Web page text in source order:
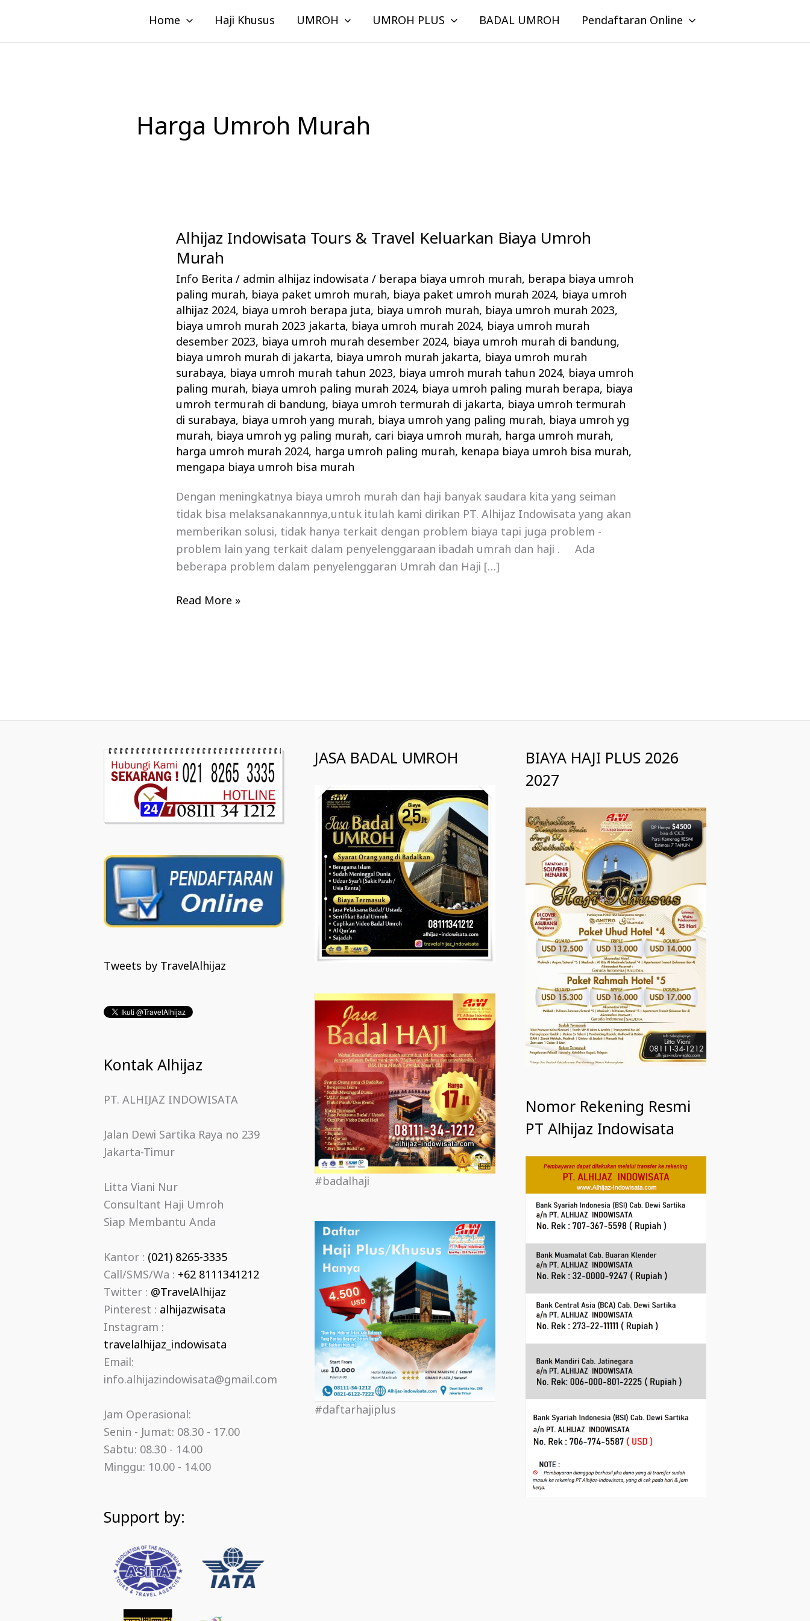
konten
Home Haji Khusus UMROH UMROH PLUS BADAL UMROH Pendaftaran Online
Harga Umroh Murah
Alhijaz Indowisata Tours & Travel Keluarkan Biaya Umroh
Murah
Info Berita / admin alhijaz indowisata/ berapa biaya umroh murah, berapa biaya umroh
paling murah, biaya paket umroh murah, biaya paket umroh murah 2024, biaya umroh
alhijaz 2024, biaya umroh berapa juta, biaya umroh murah, biaya umroh murah 2023,
biaya umroh murah 2023 jakarta, biaya umroh murah 2024, biaya umroh murah
desember 2023, biaya umroh murah desember 2024, biaya umroh murah di bandung,
biaya umroh murah di jakarta, biaya umroh murah jakarta, biaya umroh murah
surabaya, biaya umroh murah tahun 2023, biaya umroh murah tahun 2024, biaya umroh
paling murah, biaya umroh paling murah 2024, biaya umroh paling murah berapa, biaya
umroh termurah di bandung, biaya umroh termurah di jakarta, biaya umroh termurah
di surabaya, biaya umroh yang murah, biaya umroh yang paling murah, biaya umroh yg
murah, biaya umroh yg paling murah, cari biaya umroh murah, harga umroh murah,
harga umroh murah 2024, harga umroh paling murah, kenapa biaya umroh bisa murah,
mengapa biaya umroh bisa murah
Dengan meningkatnya biaya umroh murah dan haji banyak saudara kita yang seiman
tidak bisa melaksanakannnya,untuk itulah kami dirikan PT. Alhijaz Indowisata yang akan
memberikan solusi, tidak hanya terkait dengan problem biaya tapi juga problem -
problem lain yang terkait dalam penyelenggaraan ibadah umrah dan haji . Ada
beberapa problem dalam penyelenggaran Umrah dan Haji […]
Alhijaz
Indowisata
Tours
&
Travel
Keluarkan
Biaya
Umroh
Murah
Read More »
Tweets by TravelAlhijaz
Kontak Alhijaz
PT. ALHIJAZ INDOWISATA
Jalan Dewi Sartika Raya no 239
Jakarta-Timur
Litta Viani Nur
Consultant Haji Umroh
Siap Membantu Anda
Kantor : (021) 8265-3335
Call/SMS/Wa : +62 8111341212
Twitter : @TravelAlhijaz
Pinterest : alhijazwisata
Instagram :
travelalhijaz_indowisata
Email:
info.alhijazindowisata@gmail.com
Jam Operasional:
Senin - Jumat: 08.30 - 17.00
Sabtu: 08.30 - 14.00
Minggu: 10.00 - 14.00
Support by:
JASA BADAL UMROH
#badalhaji
#daftarhajiplus
BIAYA HAJI PLUS 2026
2027
Nomor Rekening Resmi
PT Alhijaz Indowisata